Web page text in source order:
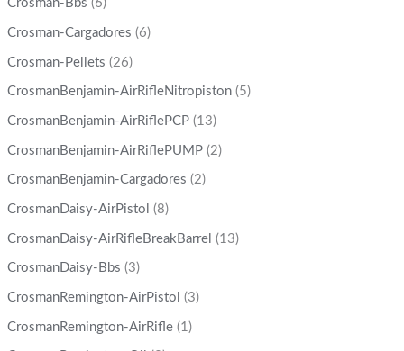
Crosman-Bbs (6)
Crosman-Cargadores (6)
Crosman-Pellets (26)
CrosmanBenjamin-AirRifleNitropiston (5)
CrosmanBenjamin-AirRiflePCP (13)
CrosmanBenjamin-AirRiflePUMP (2)
CrosmanBenjamin-Cargadores (2)
CrosmanDaisy-AirPistol (8)
CrosmanDaisy-AirRifleBreakBarrel (13)
CrosmanDaisy-Bbs (3)
CrosmanRemington-AirPistol (3)
CrosmanRemington-AirRifle (1)